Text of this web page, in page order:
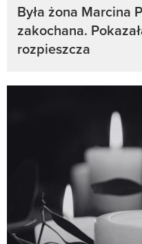
Była żona Marcina
zakochana.
rozpieszcza